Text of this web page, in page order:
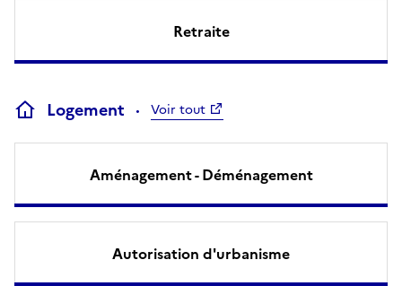
Retraite
Logement Voir tout
Aménagement - Déménagement
Autorisation d'urbanisme